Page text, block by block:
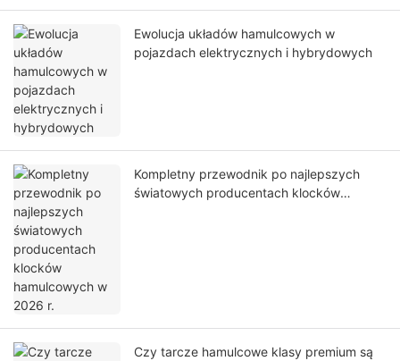
Ewolucja układów hamulcowych w
pojazdach elektrycznych i hybrydowych
Kompletny przewodnik po najlepszych
światowych producentach klocków
Czy tarcze hamulcowe klasy premium są